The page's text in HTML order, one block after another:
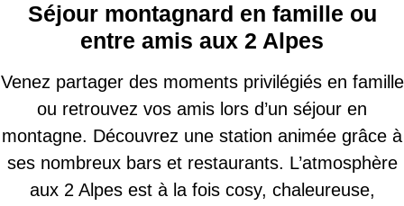
Séjour montagnard en famille ou
entre amis aux 2 Alpes
Venez partager des moments privilégiés en famille
ou retrouvez vos amis lors d’un séjour en
montagne. Découvrez une station animée grâce à
ses nombreux bars et restaurants. L’atmosphère
aux 2 Alpes est à la fois cosy, chaleureuse,